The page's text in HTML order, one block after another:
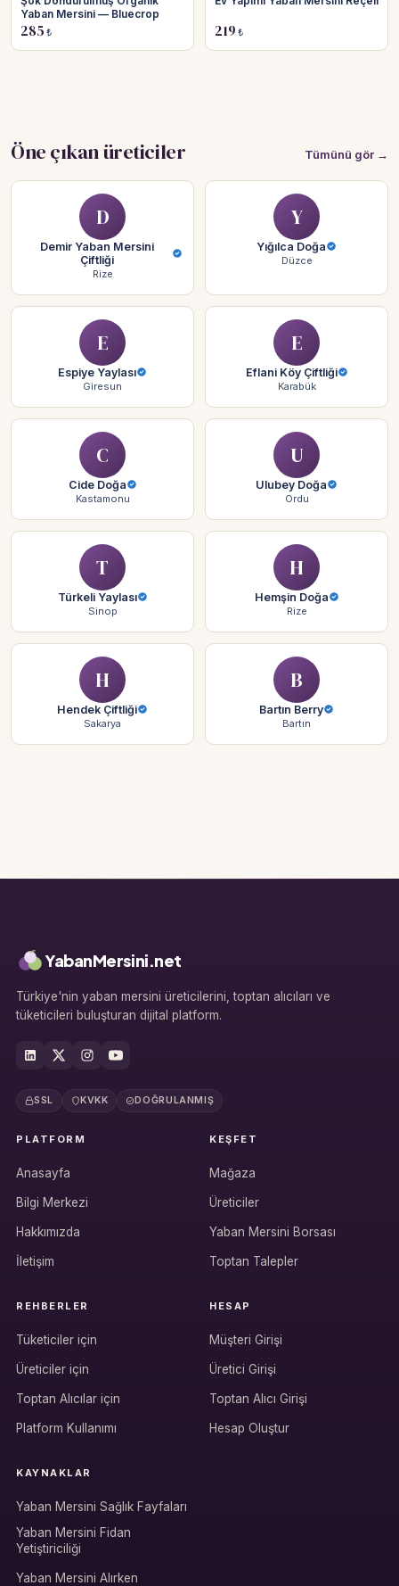
Hesabına giriş yap
Üretici / çiftçi paneli
Yaban Mersini — Bluecrop
285 ₺ 219 ₺
Öne çıkan üreticiler Tümünü gör →
D
Demir Yaban Mersini
Çiftliği
Rize
Y
Yığılca Doğa
Düzce
E
Espiye Yaylası
Giresun
E
Eflani Köy Çiftliği
Karabük
C
Cide Doğa
Kastamonu
U
Ulubey Doğa
Ordu
T
Türkeli Yaylası
Sinop
H
Hemşin Doğa
Rize
H
Hendek Çiftliği
Sakarya
B
Bartın Berry
Bartın
YabanMersini.net
Türkiye'nin yaban mersini üreticilerini, toptan alıcıları ve
tüketicileri buluşturan dijital platform.
SSL KVKK DOĞRULANMIŞ
PLATFORM
Anasayfa
Bilgi Merkezi
Hakkımızda
İletişim
KEŞFET
Mağaza
Üreticiler
Yaban Mersini Borsası
Toptan Talepler
REHBERLER
Tüketiciler için
Üreticiler için
Toptan Alıcılar için
Platform Kullanımı
HESAP
Müşteri Girişi
Üretici Girişi
Toptan Alıcı Girişi
Hesap Oluştur
KAYNAKLAR
Yaban Mersini Sağlık Fayfaları
Yaban Mersini Fidan
Yetiştiriciliği
Yaban Mersini Alırken